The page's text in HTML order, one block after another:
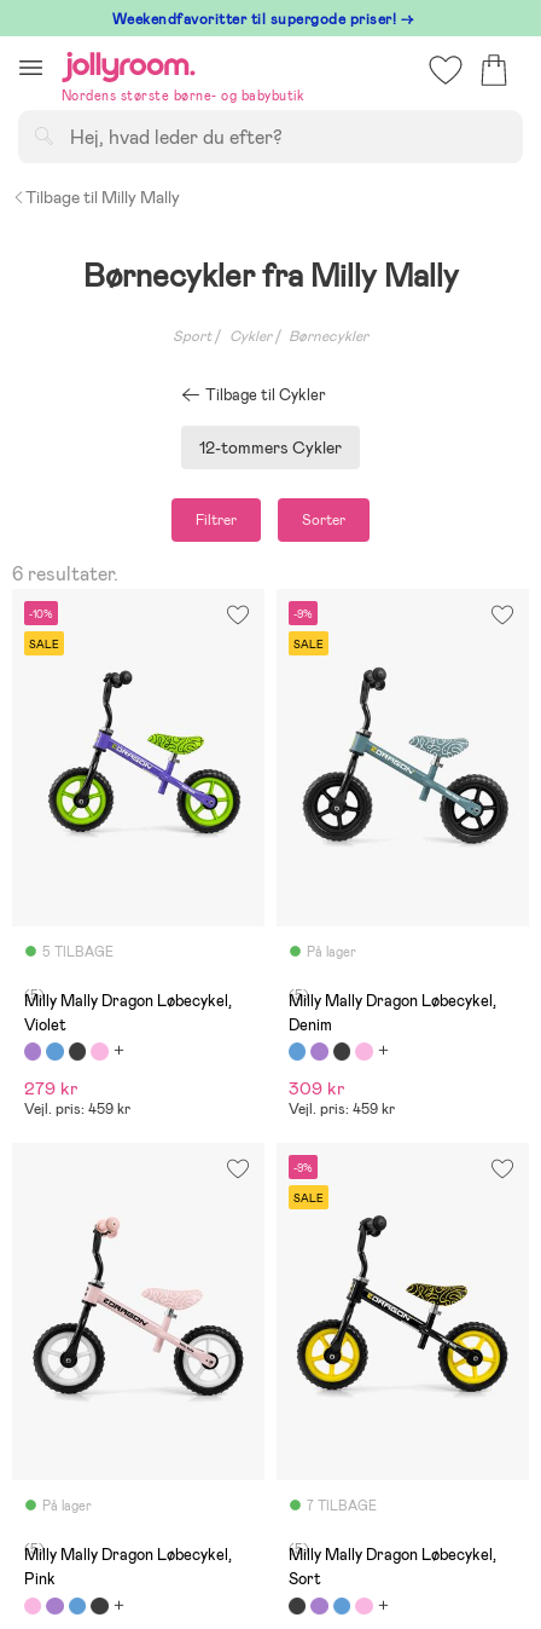
till
innehållet
⁠ Weekendfavoritter til supergode priser! →
Nordens største børne- og babybutik
Tilbage til Milly Mally
Børnecykler fra Milly Mally
Sport Cykler Børnecykler
Tilbage til Cykler
12-tommers Cykler
Filtrer Sorter
6 resultater.
-10%
SALE
5 TILBAGE
(5)
Milly Mally Dragon Løbecykel,
Violet
279 kr
Vejl. pris: 459 kr
-9%
SALE
På lager
(5)
Milly Mally Dragon Løbecykel,
Denim
309 kr
Vejl. pris: 459 kr
På lager
(5)
Milly Mally Dragon Løbecykel,
Pink
-9%
SALE
7 TILBAGE
(5)
Milly Mally Dragon Løbecykel,
Sort